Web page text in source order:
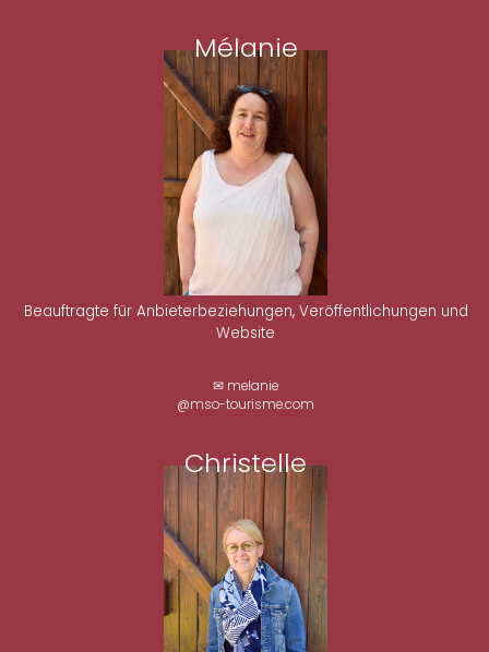
Mélanie
Beauftragte für Anbieterbeziehungen, Veröffentlichungen und
Website
✉ melanie
@mso-tourisme.com
Christelle